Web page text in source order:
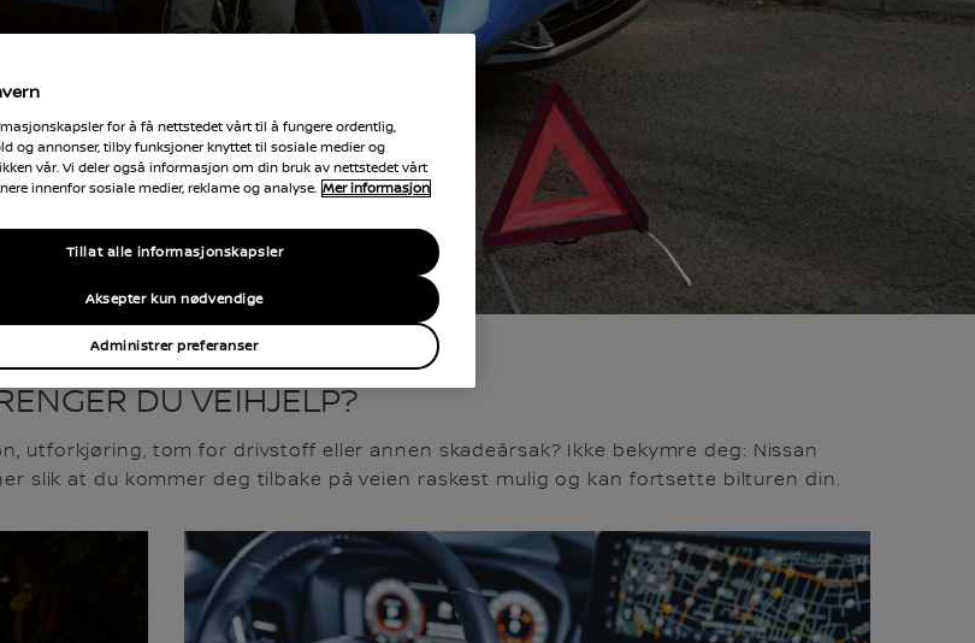
DU VEIHJELP?
utforkjøring, tom for drivstoff eller annen skadeårsak? Ikke bekymre deg: Nissan
slik at du kommer deg tilbake på veien raskest mulig og kan fortsette bilturen din.
for å få nettstedet vårt til å fungere ordentlig,
og annonser, tilby funksjoner knyttet til sosiale medier og
vår. Vi deler også informasjon om din bruk av nettstedet vårt
innenfor sosiale medier, reklame og analyse. Mer informasjon
Administrer preferanser
Aksepter kun nødvendige
Tillat alle informasjonskapsler